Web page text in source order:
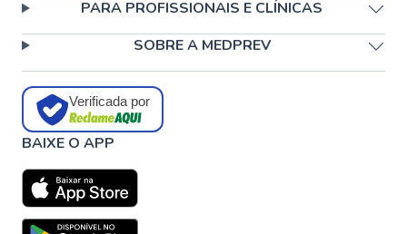
PARA PROFISSIONAIS E CLÍNICAS
SOBRE A MEDPREV
Verificada por
BAIXE O APP